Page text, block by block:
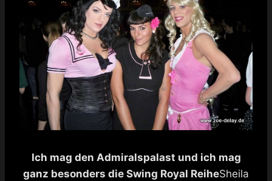
Ich mag den Admiralspalast und ich mag
ganz besonders die Swing Royal ReiheSheila